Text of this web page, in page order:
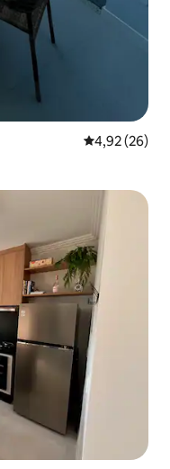
4,92 de uma
4,92 (26)